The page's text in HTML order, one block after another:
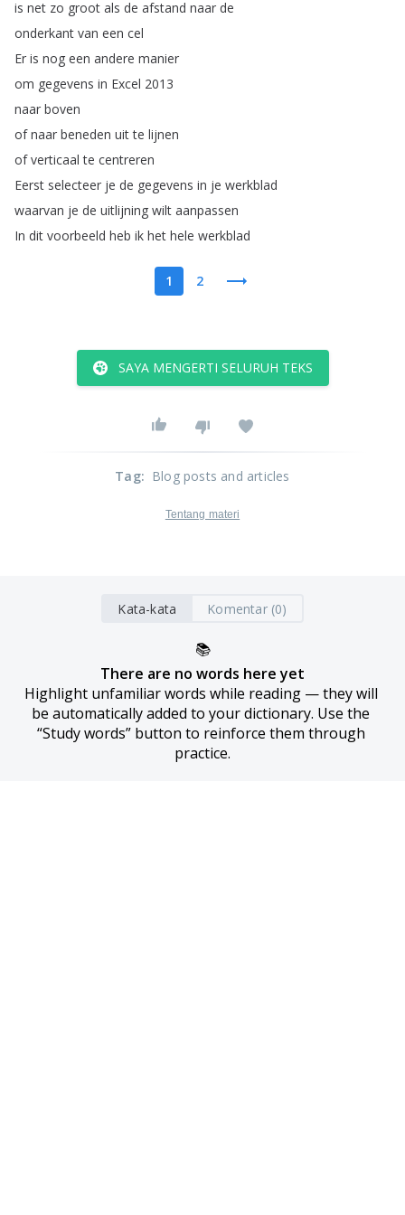
is net zo groot als de afstand naar de
onderkant van een cel
Er is nog een andere manier
om gegevens in Excel 2013
naar boven
of naar beneden uit te lijnen
of verticaal te centreren
Eerst selecteer je de gegevens in je werkblad
waarvan je de uitlijning wilt aanpassen
In dit voorbeeld heb ik het hele werkblad
1 2
SAYA MENGERTI SELURUH TEKS
Tag: Blog posts and articles
Tentang materi
Kata-kata Komentar (0)
📚
There are no words here yet
Highlight unfamiliar words while reading — they will
be automatically added to your dictionary. Use the
“Study words” button to reinforce them through
practice.